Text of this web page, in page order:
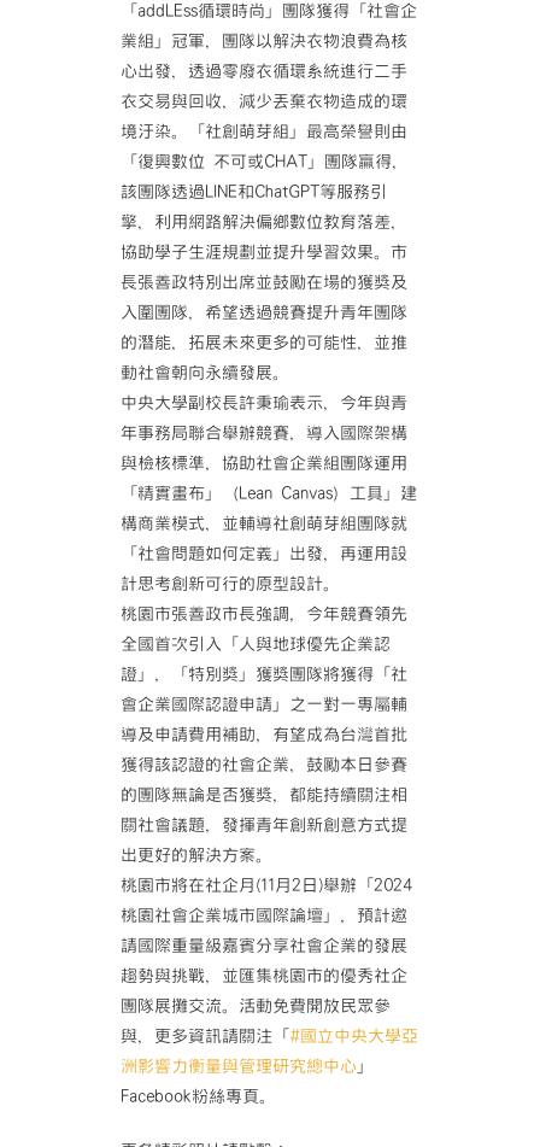
「addLEss循環時尚」團隊獲得「社會企
業組」冠軍，團隊以解決衣物浪費為核
心出發，透過零廢衣循環系統進行二手
衣交易與回收，減少丟棄衣物造成的環
境汙染。「社創萌芽組」最高榮譽則由
「復興數位 不可或CHAT」團隊贏得，
該團隊透過LINE和ChatGPT等服務引
擎，利用網路解決偏鄉數位教育落差，
協助學子生涯規劃並提升學習效果。市
長張善政特別出席並鼓勵在場的獲獎及
入圍團隊，希望透過競賽提升青年團隊
的潛能，拓展未來更多的可能性，並推
動社會朝向永續發展。
中央大學副校長許秉瑜表示，今年與青
年事務局聯合舉辦競賽，導入國際架構
與檢核標準，協助社會企業組團隊運用
「精實畫布」（Lean Canvas）工具」建
構商業模式，並輔導社創萌芽組團隊就
「社會問題如何定義」出發，再運用設
計思考創新可行的原型設計。
桃園市張善政市長強調，今年競賽領先
全國首次引入「人與地球優先企業認
證」，「特別獎」獲獎團隊將獲得「社
會企業國際認證申請」之一對一專屬輔
導及申請費用補助，有望成為台灣首批
獲得該認證的社會企業，鼓勵本日參賽
的團隊無論是否獲獎，都能持續關注相
關社會議題，發揮青年創新創意方式提
出更好的解決方案。
桃園市將在社企月(11月2日)舉辦「2024
桃園社會企業城市國際論壇」，預計邀
請國際重量級嘉賓分享社會企業的發展
趨勢與挑戰，並匯集桃園市的優秀社企
團隊展攤交流。活動免費開放民眾參
與，更多資訊請關注「#國立中央大學亞
洲影響力衡量與管理研究總中心」
Facebook粉絲專頁。